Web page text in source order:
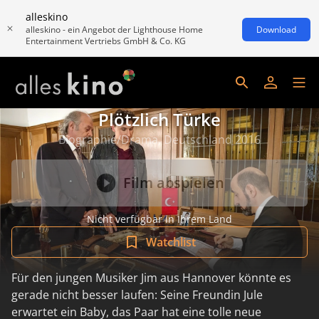
alleskino
alleskino - ein Angebot der Lighthouse Home
Entertainment Vertriebs GmbH & Co. KG
Download
Plötzlich Türke
Biographie/Drama, Deutschland 2016
Film abspielen
Nicht verfügbar in Ihrem Land
Watchlist
Für den jungen Musiker Jim aus Hannover könnte es
gerade nicht besser laufen: Seine Freundin Jule
erwartet ein Baby, das Paar hat eine tolle neue